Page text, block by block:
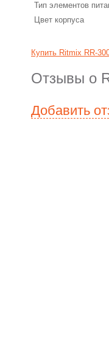
Тип элементов
Цвет корпуса
Купить Ritmix RR-
Отзывы о
Добавить